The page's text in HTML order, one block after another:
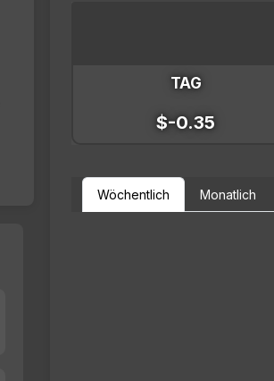
TAG
$-0.35
Wöchentlich Monatlich